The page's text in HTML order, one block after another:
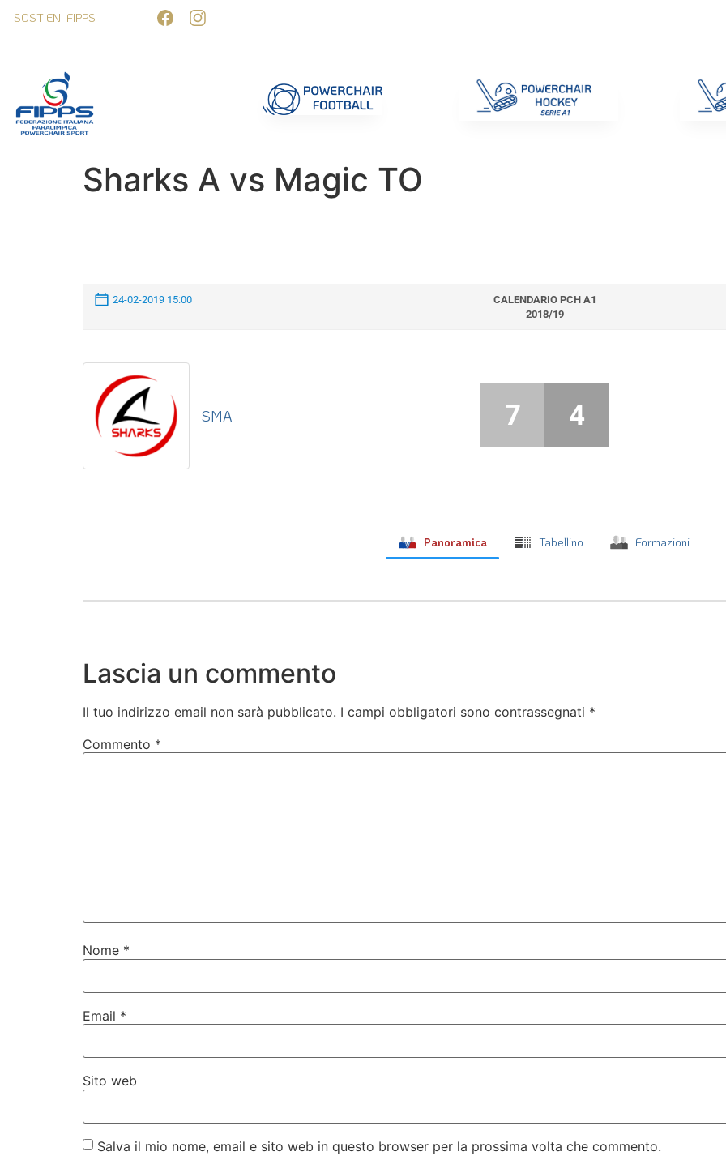
SOSTIENI FIPPS
Sharks A vs Magic TO
24-02-2019 15:00
CALENDARIO PCH A1
2018/19
SMA 7 4
Panoramica Tabellino Formazioni
Lascia un commento
Il tuo indirizzo email non sarà pubblicato. I campi obbligatori sono contrassegnati *
Commento *
Nome *
Email *
Sito web
Salva il mio nome, email e sito web in questo browser per la prossima volta che commento.